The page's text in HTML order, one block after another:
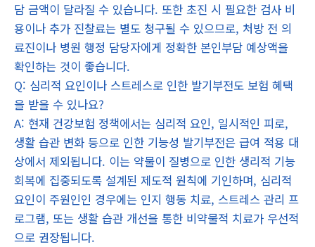
담 금액이 달라질 수 있습니다. 또한 초진 시 필요한 검사 비
용이나 추가 진찰료는 별도 청구될 수 있으므로, 처방 전 의
료진이나 병원 행정 담당자에게 정확한 본인부담 예상액을
확인하는 것이 좋습니다.
Q: 심리적 요인이나 스트레스로 인한 발기부전도 보험 혜택
을 받을 수 있나요?
A: 현재 건강보험 정책에서는 심리적 요인, 일시적인 피로,
생활 습관 변화 등으로 인한 기능성 발기부전은 급여 적용 대
상에서 제외됩니다. 이는 약물이 질병으로 인한 생리적 기능
회복에 집중되도록 설계된 제도적 원칙에 기인하며, 심리적
요인이 주원인인 경우에는 인지 행동 치료, 스트레스 관리 프
로그램, 또는 생활 습관 개선을 통한 비약물적 치료가 우선적
으로 권장됩니다.